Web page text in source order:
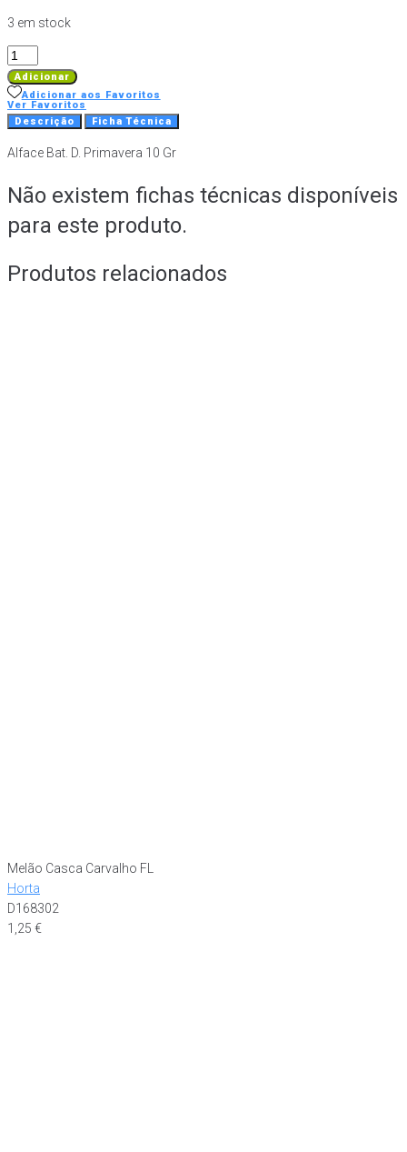
3 em stock
Quantidade
de
Alface
Bat.
Primavera
Gr
Adicionar
Adicionar aos Favoritos
Ver Favoritos
Descrição
Ficha Técnica
Alface Bat. D. Primavera 10 Gr
Não existem fichas técnicas disponíveis
para este produto.
Produtos relacionados
Melão Casca Carvalho FL
Horta
D168302
1,25 €